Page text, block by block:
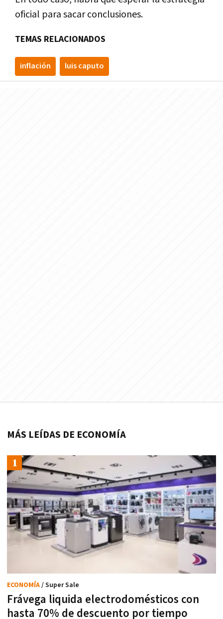
oficial para sacar conclusiones.
TEMAS RELACIONADOS
inflación luis caputo
MÁS LEÍDAS DE ECONOMÍA
Frávega liquida electrodomésticos con
hasta 70% de descuento por tiempo
ECONOMÍA/ Super Sale